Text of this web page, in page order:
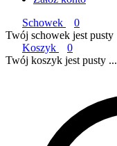
Schowek
0
Twój schowek jest pusty
Koszyk
0
Twój koszyk jest pusty ...